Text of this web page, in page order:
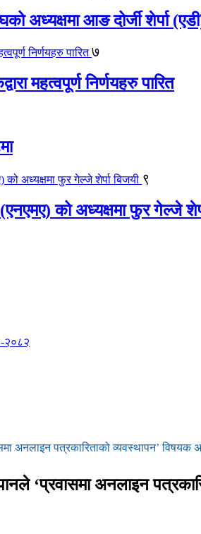
अध्यक्षमा आङ दोर्जी शेर्पा
७
महत्वपूर्ण निर्णयहरु पारित
९
को अध्यक्षमा फुर गेल्जे
२०८२
अनलाइन पत्रकारिताको व्यवस्थापन’ विषयक
‘प्रवासमा अनलाइन